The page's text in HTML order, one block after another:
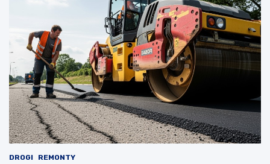
DROGI REMONTY